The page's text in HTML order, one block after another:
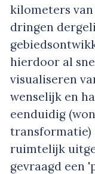
kilometers
dringen
hierdoor al
visualiseren
wenselijk en
eenduidig
transformatie)
ruimtelijk
gevraagd een